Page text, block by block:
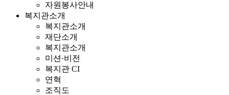
자원봉사안내
복지관소개
복지관소개
재단소개
복지관소개
미션·비전
복지관 CI
연혁
조직도